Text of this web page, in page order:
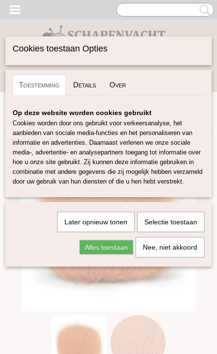
Inloggen Registreren
(0)
Home>Garen>Merken>Pascuali>Mohair Bliss
Bliss - Turmeric
Cookies toestaan Opties
Toestemming Details Over
Op deze website worden cookies gebruikt
Cookies worden door ons gebruikt voor verkeersanalyse, het
aanbieden van sociale media-functies en het personaliseren van
informatie en advertenties. Daarnaast verlenen we onze sociale
media-, advertentie- en analysepartners toegang tot informatie over
hoe u onze site gebruikt. Zij kunnen deze informatie gebruiken in
combinatie met andere gegevens die zij mogelijk hebben verzameld
door uw gebruik van hun diensten of die u hen hebt verstrekt.
Later opnieuw tonen Selectie toestaan
Alles toestaan Nee, niet akkoord